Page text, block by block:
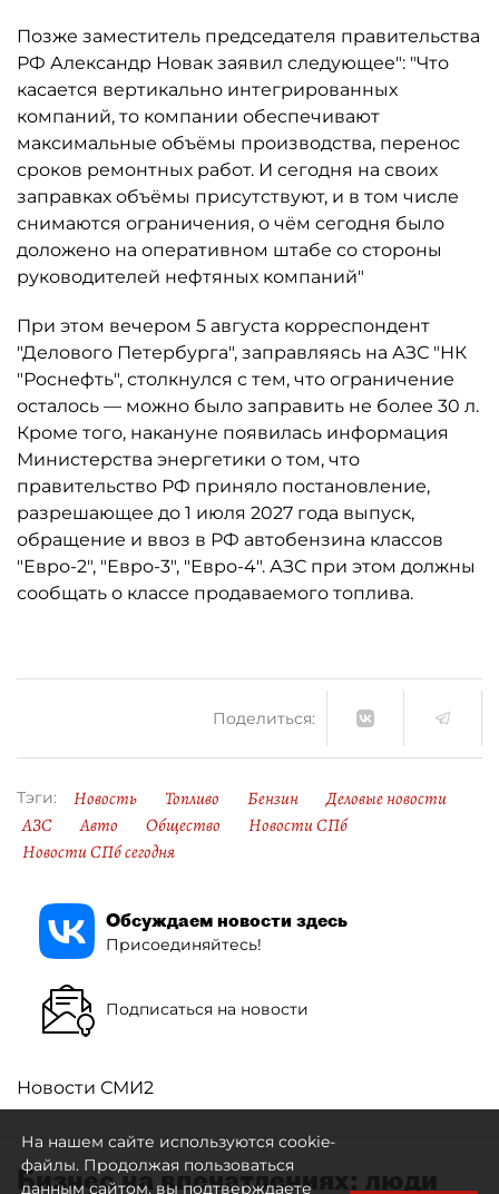
Позже заместитель председателя правительства
РФ Александр Новак заявил следующее": "Что
касается вертикально интегрированных
компаний, то компании обеспечивают
максимальные объёмы производства, перенос
сроков ремонтных работ. И сегодня на своих
заправках объёмы присутствуют, и в том числе
снимаются ограничения, о чём сегодня было
доложено на оперативном штабе со стороны
руководителей нефтяных компаний"
При этом вечером 5 августа корреспондент
"Делового Петербурга", заправляясь на АЗС "НК
"Роснефть", столкнулся с тем, что ограничение
осталось ­— можно было заправить не более 30 л.
Кроме того, накануне появилась информация
Министерства энергетики о том, что
правительство РФ приняло постановление,
разрешающее до 1 июля 2027 года выпуск,
обращение и ввоз в РФ автобензина классов
"Евро-2", "Евро-3", "Евро-4". АЗС при этом должны
сообщать о классе продаваемого топлива.
Поделиться:
Тэги: Новость Топливо Бензин
Деловые новости
АЗС
Авто Общество
Новости СПб
Новости СПб сегодня
Обсуждаем новости здесь
Присоединяйтесь!
Подписаться на новости
Новости СМИ2
Бизнес на впечатлениях: люди
На нашем сайте используются cookie-
файлы. Продолжая пользоваться
данным сайтом, вы подтверждаете